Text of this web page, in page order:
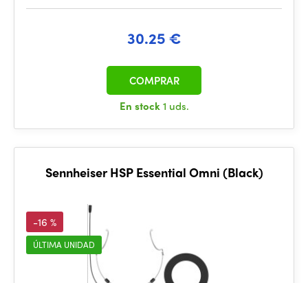
30.25 €
En stock1 uds.
COMPRAR
Sennheiser HSP Essential Omni (Black)
-16 %
ÚLTIMA UNIDAD